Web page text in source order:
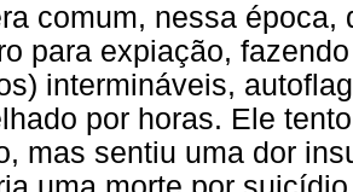
comum, nessa
para expiação,
intermináveis,
por horas. Ele
mas sentiu uma dor